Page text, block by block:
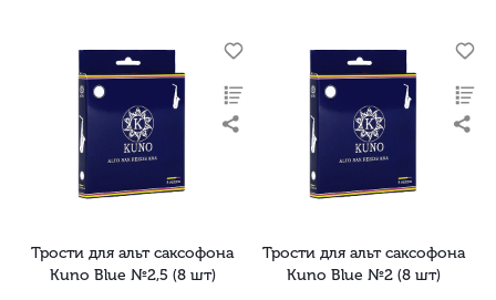
Трости для альт саксофона
Kuno Blue №2,5 (8 шт)
Трости для альт саксофона
Kuno Blue №2 (8 шт)